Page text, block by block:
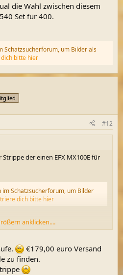
die Wahl zwischen diesem
Set für 400.
Schatzsucherforum, um Bilder als
bitte hier
#12
der einen EFX MX100E für
Schatzsucherforum, um Bilder
dich bitte hier
Wahl zwischen diesem EFX und
anklicken....
€179,00 euro Versand
zu finden.